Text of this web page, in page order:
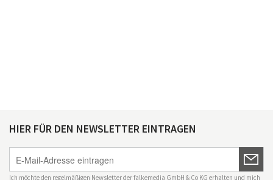
HIER FÜR DEN NEWSLETTER EINTRAGEN
Ich möchte den regelmäßigen Newsletter der falkemedia GmbH & Co KG erhalten und mich